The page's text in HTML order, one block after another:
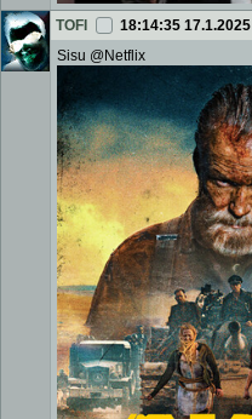
TOFI 18:14:35 17.1.2025
Sisu @Netflix